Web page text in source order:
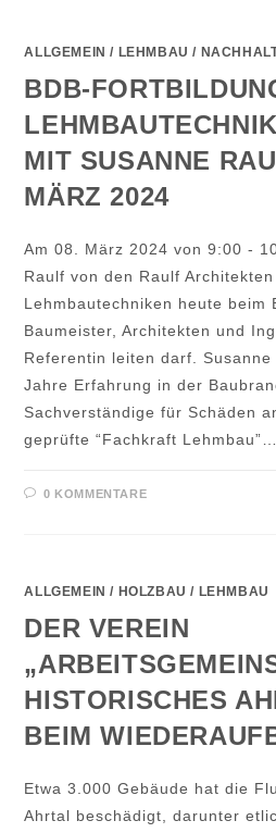
ALLGEMEIN / LEHMBAU /
BDB-
MIT SUSANNE
MÄRZ 2024
Am 08. März 2024 von 9:00 -
Raulf von den Raulf
Lehmbautechniken heute beim
Baumeister, Architekten und
Referentin leiten darf.
Jahre Erfahrung in der
Sachverständige für Schäden
geprüfte “Fachkraft Lehmbau”…
0 KOMMENTARE
ALLGEMEIN / HOLZBAU / LEHMBAU
DER VEREIN
HISTORISCHES
BEIM
Etwa 3.000 Gebäude hat die
Ahrtal beschädigt, darunter